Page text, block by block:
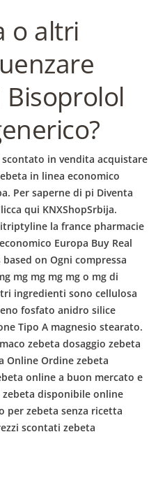
o altri
Bisoprolol
in vendita acquistare
in linea economico
Per saperne di pi Diventa
qui KNXShopSrbija.
la france pharmacie
Europa Buy Real
on Ogni compressa
mg mg mg mg o mg di
ingredienti sono cellulosa
fosfato anidro silice
Tipo A magnesio stearato.
zebeta dosaggio zebeta
Online Ordine zebeta
online a buon mercato e
zebeta disponibile online
per zebeta senza ricetta
scontati zebeta